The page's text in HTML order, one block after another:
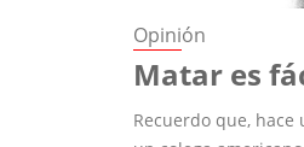
Opinión
Matar es
Recuerdo que, hace